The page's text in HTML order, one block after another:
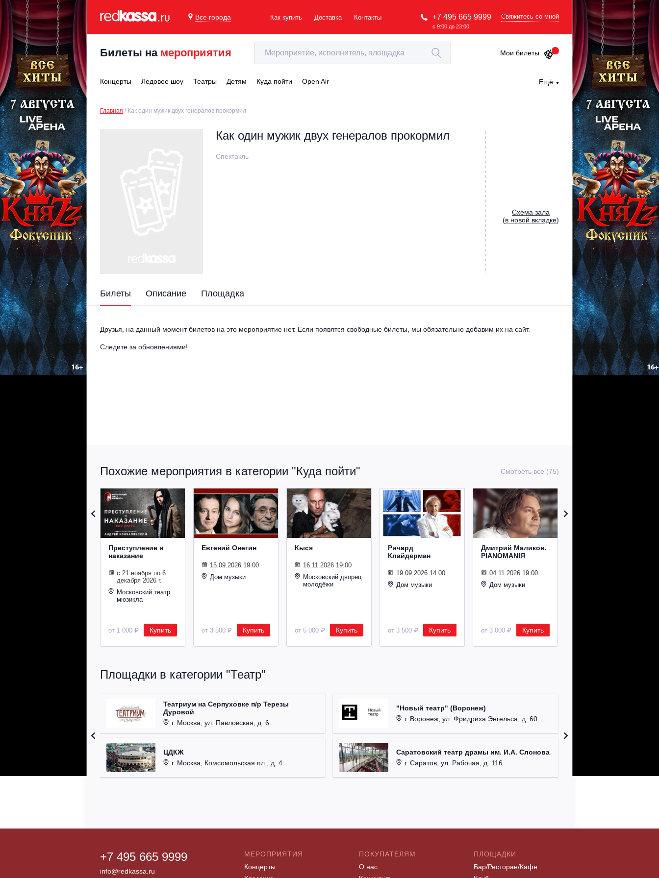
Все города Как купить Доставка Контакты +7 495 665 9999
с 9:00 до 23:00
Свяжитесь со мной
Билеты на мероприятия Мои билеты
Концерты Ледовое шоу Театры Детям Куда пойти Open Air Ещё
Главная Как один мужик двух генералов прокормил
Как один мужик двух генералов прокормил
Спектакль
Cхема зала
(в новой вкладке)
Билеты Описание Площадка
Друзья, на данный момент билетов на это мероприятие нет. Если появятся свободные билеты, мы обязательно добавим их на сайт.
Следите за обновлениями!
Похожие мероприятия в категории "Куда пойти" Смотреть все (75)
Преступление и
наказание
с 21 ноября по 6
декабря 2026 г.
Московский театр
мюзикла
от 1 000 ₽ Купить
Евгений Онегин
15.09.2026 19:00
Дом музыки
от 3 500 ₽ Купить
Кыся
16.11.2026 19:00
Московский дворец
молодёжи
от 5 000 ₽ Купить
Ричард
Клайдерман
19.09.2026 14:00
Дом музыки
от 3 500 ₽ Купить
Дмитрий Маликов.
PIANOMANIЯ
04.11.2026 19:00
Дом музыки
от 3 000 ₽ Купить
Площадки в категории "Театр"
Театриум на Серпуховке п/р Терезы
Дуровой
г. Москва, ул. Павловская, д. 6.
ЦДКЖ
г. Москва, Комсомольская пл., д. 4.
"Новый театр" (Воронеж)
г. Воронеж, ул. Фридриха Энгельса, д. 60.
Саратовский театр драмы им. И.А. Слонова
г. Саратов, ул. Рабочая, д. 116.
+7 495 665 9999
info@redkassa.ru
МЕРОПРИЯТИЯ
Концерты
ПОКУПАТЕЛЯМ
О нас
ПЛОЩАДКИ
Бар/Ресторан/Кафе